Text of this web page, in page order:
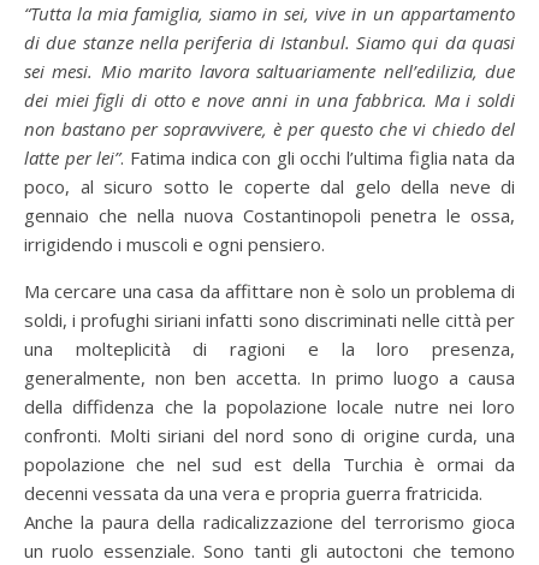
“Tutta la mia famiglia, siamo in sei, vive in un appartamento
di due stanze nella periferia di Istanbul. Siamo qui da quasi
sei mesi. Mio marito lavora saltuariamente nell’edilizia, due
dei miei figli di otto e nove anni in una fabbrica. Ma i soldi
non bastano per sopravvivere, è per questo che vi chiedo del
latte per lei”. Fatima indica con gli occhi l’ultima figlia nata da
poco, al sicuro sotto le coperte dal gelo della neve di
gennaio che nella nuova Costantinopoli penetra le ossa,
irrigidendo i muscoli e ogni pensiero.
Ma cercare una casa da affittare non è solo un problema di
soldi, i profughi siriani infatti sono discriminati nelle città per
una molteplicità di ragioni e la loro presenza,
generalmente, non ben accetta. In primo luogo a causa
della diffidenza che la popolazione locale nutre nei loro
confronti. Molti siriani del nord sono di origine curda, una
popolazione che nel sud est della Turchia è ormai da
decenni vessata da una vera e propria guerra fratricida.
Anche la paura della radicalizzazione del terrorismo gioca
un ruolo essenziale. Sono tanti gli autoctoni che temono